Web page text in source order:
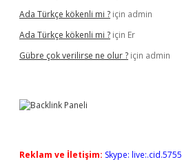
Ada Türkçe kökenli mi ? için admin
Ada Türkçe kökenli mi ? için Er
Gübre çok verilirse ne olur ? için admin
Reklam ve İletişim: Skype: